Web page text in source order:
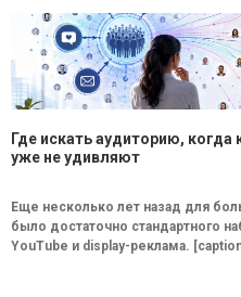
Где искать аудиторию, когда
уже не удивляют
Еще несколько лет назад для
было достаточно стандартного
YouTube и display-реклама.